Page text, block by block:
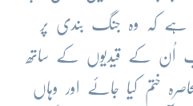
ہے کہ وہ جنگ بندی پر
کے قیدیوں کے ساتھ
ختم کیا جائے اور وہاں